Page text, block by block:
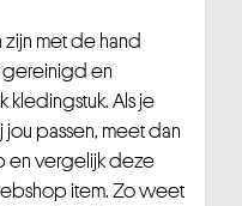
met de hand
en
Als je
passen, meet dan
en vergelijk deze
item. Zo weet